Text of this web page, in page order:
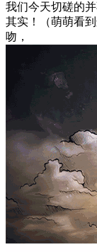
我们今天切磋的
其实！（萌萌看
吻，